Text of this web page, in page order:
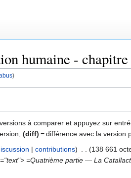
humaine - chapitre
)
à comparer et appuyez sur
(diff) = différence avec la version
contributions 138 661
=Quatrième partie — La